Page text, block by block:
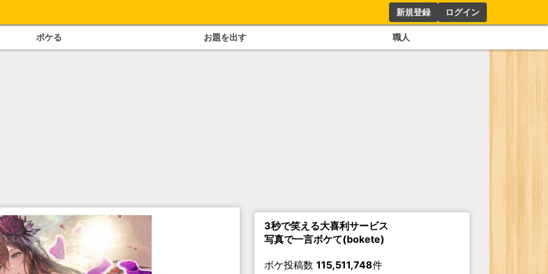
新規登録 ログイン
ボケる お題を出す 職人
3秒で笑える大喜利サービス
写真で一言ボケて(bokete)
ボケ投稿数 115,511,748件